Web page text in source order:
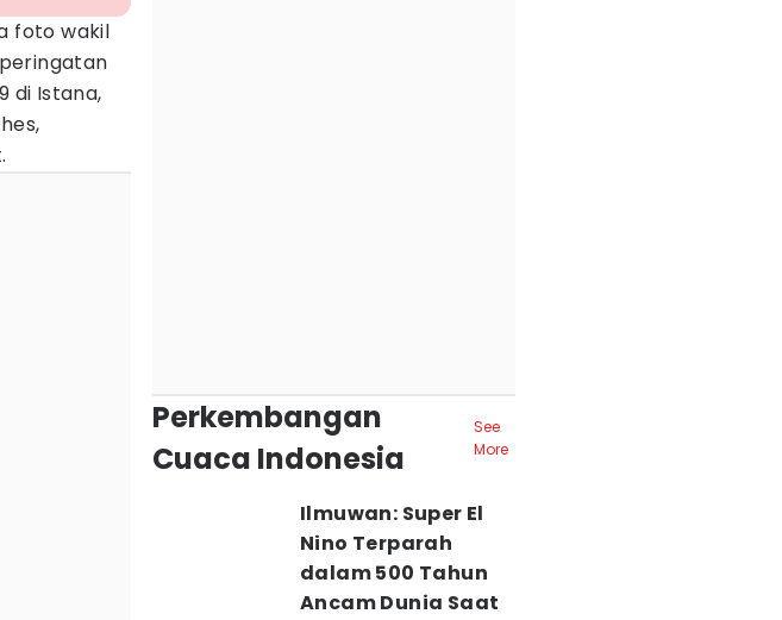
foto wakil
di Istana,
Perkembangan
Cuaca Indonesia
See
More
Ilmuwan: Super El
Nino Terparah
dalam 500 Tahun
Ancam Dunia Saat